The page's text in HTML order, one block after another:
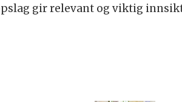
gir relevant og viktig